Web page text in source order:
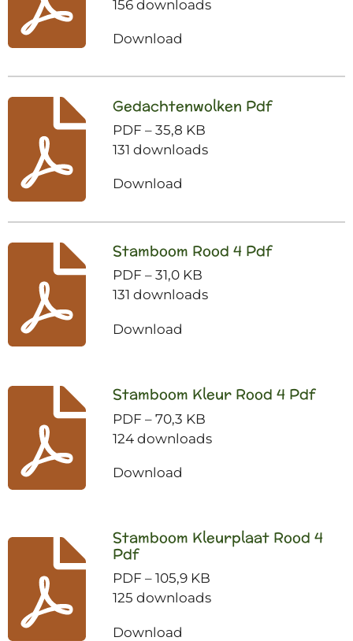
156 downloads
Download
Gedachtenwolken Pdf
PDF – 35,8 KB
131 downloads
Download
Stamboom Rood 4 Pdf
PDF – 31,0 KB
131 downloads
Download
Stamboom Kleur Rood 4 Pdf
PDF – 70,3 KB
124 downloads
Download
Stamboom Kleurplaat Rood 4
Pdf
PDF – 105,9 KB
125 downloads
Download